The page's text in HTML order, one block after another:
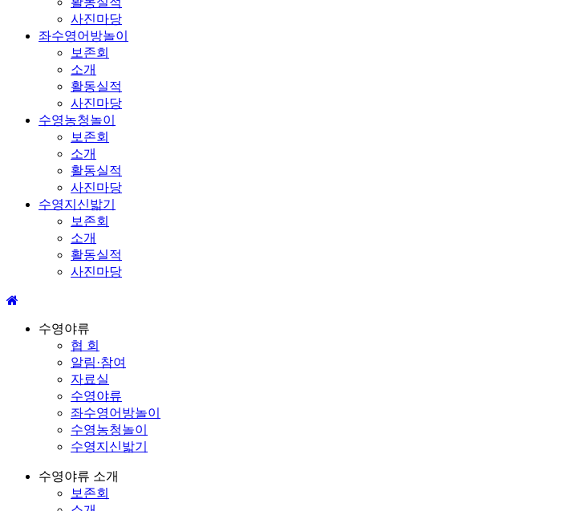
사진마당
좌수영어방놀이
보존회
소개
활동실적
사진마당
수영농청놀이
보존회
소개
활동실적
사진마당
수영지신밟기
보존회
소개
활동실적
사진마당
수영야류
협 회
알림·참여
자료실
수영야류
좌수영어방놀이
수영농청놀이
수영지신밟기
수영야류 소개
보존회